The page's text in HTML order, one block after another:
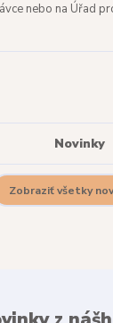
Novinky
Zobraziť všetky
nebo na Úřad